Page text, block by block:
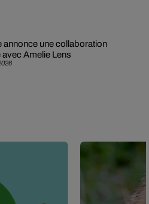
annonce une collaboration
avec Amelie Lens